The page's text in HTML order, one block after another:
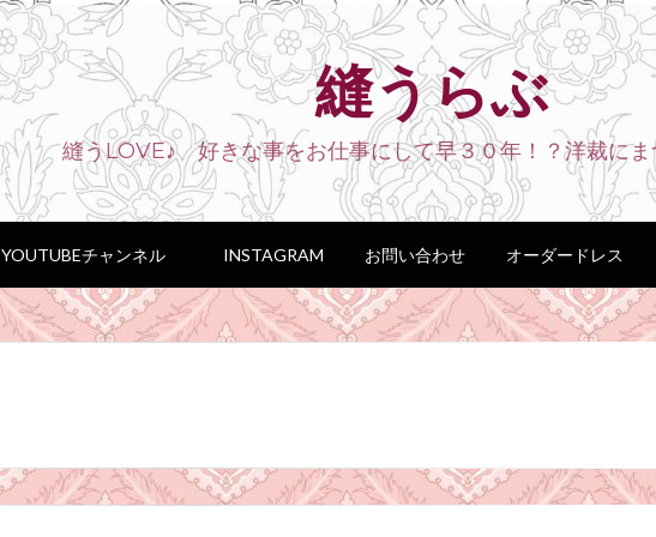
縫うらぶ
縫うLOVE♪ 好きな事をお仕事にして早３０年！？洋裁にま
YOUTUBEチャンネル INSTAGRAM お問い合わせ オーダードレス